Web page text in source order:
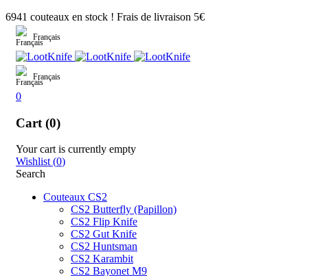
6941 couteaux en stock ! Frais de livraison 5€
Français
Français
0
Cart (0)
Your cart is currently empty
Wishlist (0)
Search
Couteaux CS2
CS2 Butterfly (Papillon)
CS2 Flip Knife
CS2 Gut Knife
CS2 Huntsman
CS2 Karambit
CS2 Bayonet M9